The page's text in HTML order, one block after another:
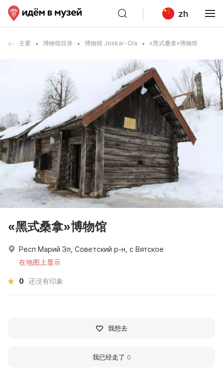
zh
主要 博物馆目录 博物馆 Joskar-Ola «黑式桑拿»博物馆
«黑式桑拿»博物馆
Респ Марий Эл, Советский р-н, с Вятское
在地图上显示
0 还没有印象
我想去
我已经走了 0